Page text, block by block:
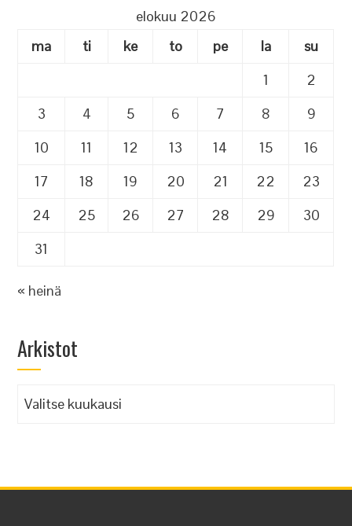
elokuu 2026
ma
ti ke to pe la
su
1
2
3
4 5 6 7 8
9
10
11 12 13 14 15
16
17
18 19 20 21 22
23
24
25 26 27 28 29
30
31
« heinä
Arkistot
Arkistot